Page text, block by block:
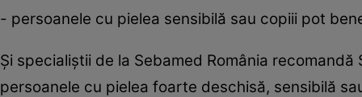
- persoanele cu pielea sensibilă sau copiii pot
Și specialiștii de la Sebamed România
persoanele cu pielea foarte deschisă, sensibilă